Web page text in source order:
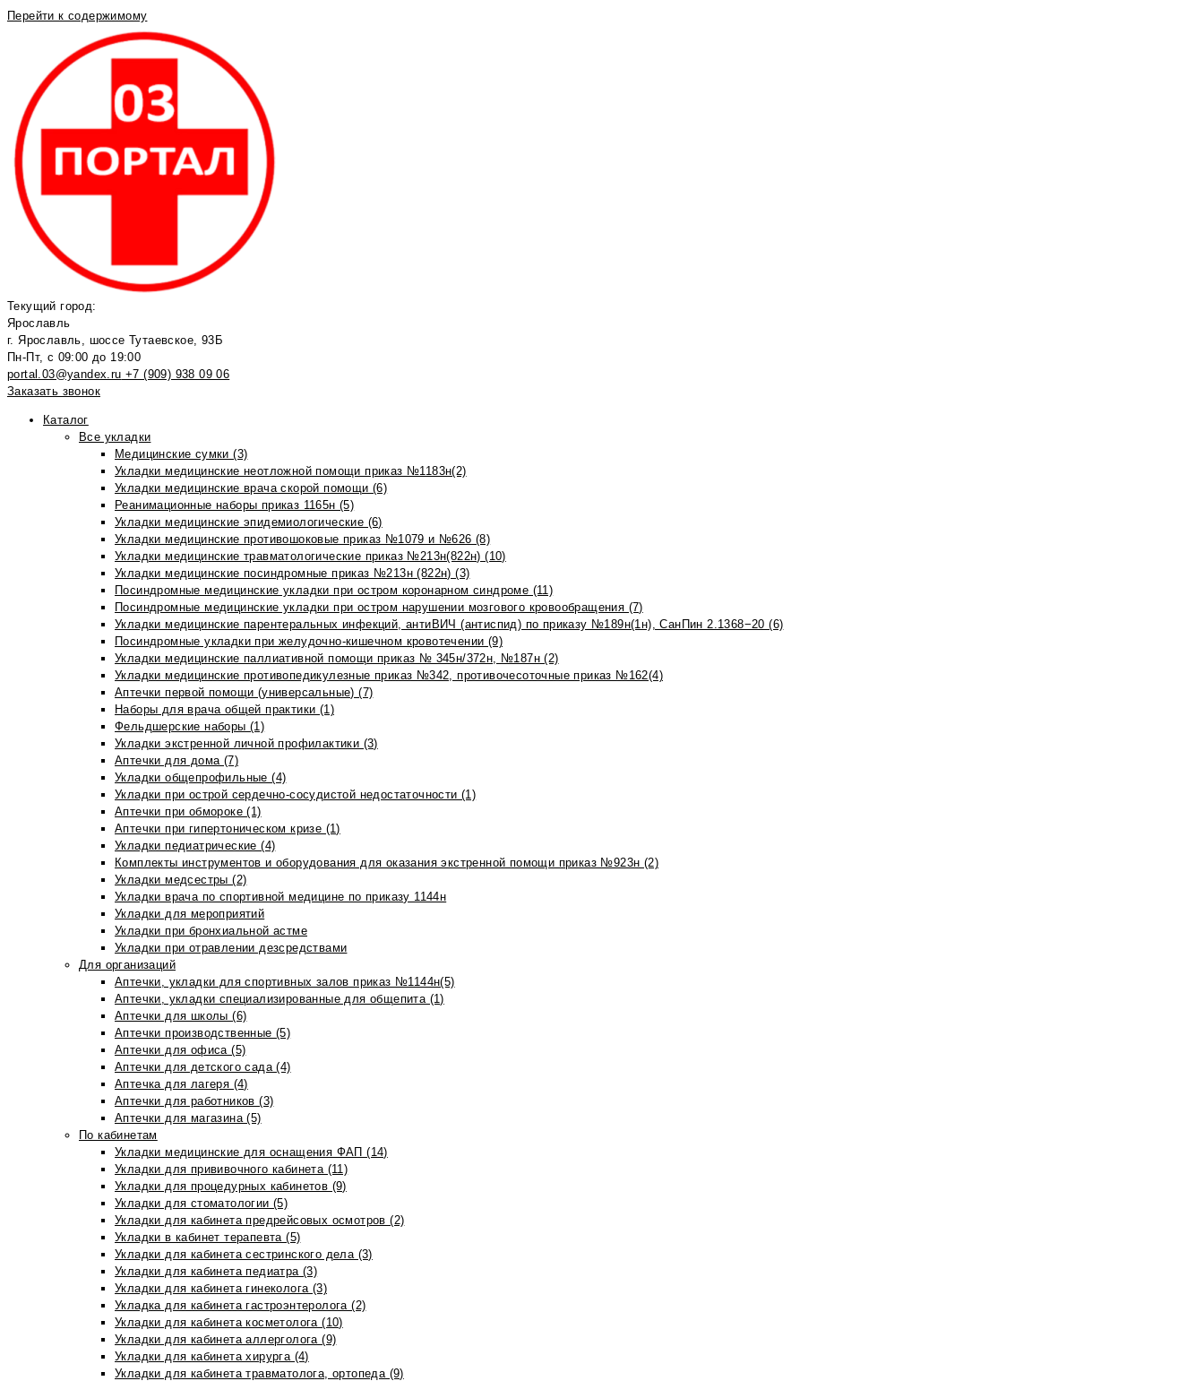
Перейти к содержимому
Текущий город:
Ярославль
г. Ярославль, шоссе Тутаевское, 93Б
Пн-Пт, с 09:00 до 19:00
portal.03@yandex.ru +7 (909) 938 09 06
Заказать звонок
Каталог
Все укладки
Медицинские сумки (3)
Укладки медицинские неотложной помощи приказ №1183н(2)
Укладки медицинские врача скорой помощи (6)
Реанимационные наборы приказ 1165н (5)
Укладки медицинские эпидемиологические (6)
Укладки медицинские противошоковые приказ №1079 и №626 (8)
Укладки медицинские травматологические приказ №213н(822н) (10)
Укладки медицинские посиндромные приказ №213н (822н) (3)
Посиндромные медицинские укладки при остром коронарном синдроме (11)
Посиндромные медицинские укладки при остром нарушении мозгового кровообращения (7)
Укладки медицинские парентеральных инфекций, антиВИЧ (антиспид) по приказу №189н(1н), СанПин 2.1368−20 (6)
Посиндромные укладки при желудочно-кишечном кровотечении (9)
Укладки медицинские паллиативной помощи приказ № 345н/372н, №187н (2)
Укладки медицинские противопедикулезные приказ №342, противочесоточные приказ №162(4)
Аптечки первой помощи (универсальные) (7)
Наборы для врача общей практики (1)
Фельдшерские наборы (1)
Укладки экстренной личной профилактики (3)
Аптечки для дома (7)
Укладки общепрофильные (4)
Укладки при острой сердечно-сосудистой недостаточности (1)
Аптечки при обмороке (1)
Аптечки при гипертоническом кризе (1)
Укладки педиатрические (4)
Комплекты инструментов и оборудования для оказания экстренной помощи приказ №923н (2)
Укладки медсестры (2)
Укладки врача по спортивной медицине по приказу 1144н
Укладки для мероприятий
Укладки при бронхиальной астме
Укладки при отравлении дезсредствами
Для организаций
Аптечки, укладки для спортивных залов приказ №1144н(5)
Аптечки, укладки специализированные для общепита (1)
Аптечки для школы (6)
Аптечки производственные (5)
Аптечки для офиса (5)
Аптечки для детского сада (4)
Аптечка для лагеря (4)
Аптечки для работников (3)
Аптечки для магазина (5)
По кабинетам
Укладки медицинские для оснащения ФАП (14)
Укладки для прививочного кабинета (11)
Укладки для процедурных кабинетов (9)
Укладки для стоматологии (5)
Укладки для кабинета предрейсовых осмотров (2)
Укладки в кабинет терапевта (5)
Укладки для кабинета сестринского дела (3)
Укладки для кабинета педиатра (3)
Укладки для кабинета гинеколога (3)
Укладка для кабинета гастроэнтеролога (2)
Укладки для кабинета косметолога (10)
Укладки для кабинета аллерголога (9)
Укладки для кабинета хирурга (4)
Укладки для кабинета травматолога, ортопеда (9)